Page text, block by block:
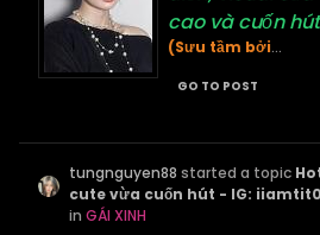
cao và cuốn
(Sưu tầm bởi...
GO TO POST
tungnguyen88 started a topic
cute vừa cuốn hút - IG:
inGÁI XINH